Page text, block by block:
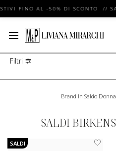
FINO AL -50% DI SCONTO //
Filtri
Brand In Saldo Donna
SALDI
SALDI